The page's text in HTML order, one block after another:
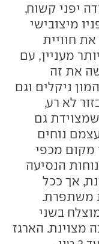
יפני קשוח,
מיצובישי
חוויית
מעניין, עם
את זה
ניקלים וגם
לא רע,
גם
נוחים
מקום מכפי
הנסיעה
אך ככל
משתפרת.
בשני
מצוינת. הארגז